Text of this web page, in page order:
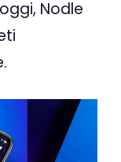
Nodle